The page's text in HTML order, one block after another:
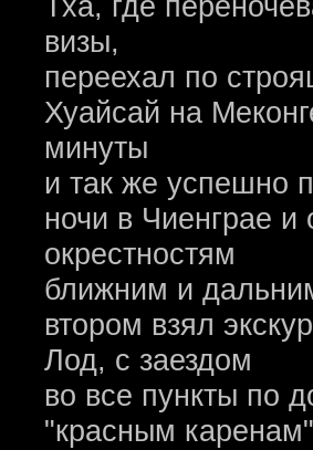
визы,
переехал по
Хуайсай на
минуты
и так же успешно
ночи в Чиенграе
окрестностям
ближним и
втором взял
Лод, с заездом
во все пункты по
"красным